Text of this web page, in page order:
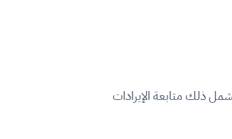
ذلك متابعة الإيرادات